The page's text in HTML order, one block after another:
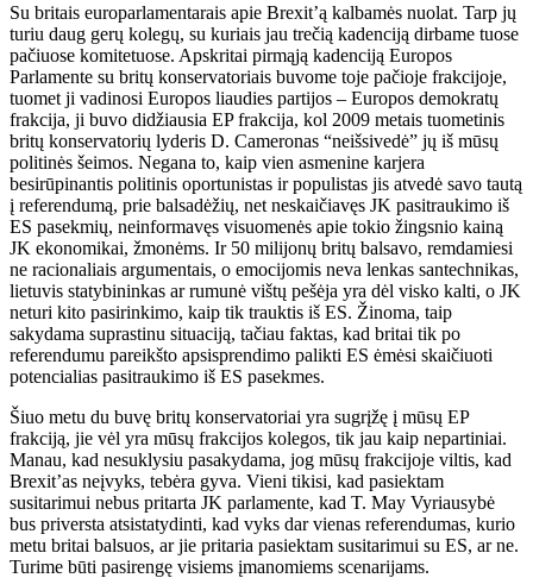
Su britais europarlamentarais apie Brexit’ą kalbamės nuolat. Tarp jų
turiu daug gerų kolegų, su kuriais jau trečią kadenciją dirbame tuose
pačiuose komitetuose. Apskritai pirmąją kadenciją Europos
Parlamente su britų konservatoriais buvome toje pačioje frakcijoje,
tuomet ji vadinosi Europos liaudies partijos – Europos demokratų
frakcija, ji buvo didžiausia EP frakcija, kol 2009 metais tuometinis
britų konservatorių lyderis D. Cameronas “neišsivedė” jų iš mūsų
politinės šeimos. Negana to, kaip vien asmenine karjera
besirūpinantis politinis oportunistas ir populistas jis atvedė savo tautą
į referendumą, prie balsadėžių, net neskaičiavęs JK pasitraukimo iš
ES pasekmių, neinformavęs visuomenės apie tokio žingsnio kainą
JK ekonomikai, žmonėms. Ir 50 milijonų britų balsavo, remdamiesi
ne racionaliais argumentais, o emocijomis neva lenkas santechnikas,
lietuvis statybininkas ar rumunė vištų pešėja yra dėl visko kalti, o JK
neturi kito pasirinkimo, kaip tik trauktis iš ES. Žinoma, taip
sakydama suprastinu situaciją, tačiau faktas, kad britai tik po
referendumu pareikšto apsisprendimo palikti ES ėmėsi skaičiuoti
potencialias pasitraukimo iš ES pasekmes.
Šiuo metu du buvę britų konservatoriai yra sugrįžę į mūsų EP
frakciją, jie vėl yra mūsų frakcijos kolegos, tik jau kaip nepartiniai.
Manau, kad nesuklysiu pasakydama, jog mūsų frakcijoje viltis, kad
Brexit’as neįvyks, tebėra gyva. Vieni tikisi, kad pasiektam
susitarimui nebus pritarta JK parlamente, kad T. May Vyriausybė
bus priversta atsistatydinti, kad vyks dar vienas referendumas, kurio
metu britai balsuos, ar jie pritaria pasiektam susitarimui su ES, ar ne.
Turime būti pasirengę visiems įmanomiems scenarijams.